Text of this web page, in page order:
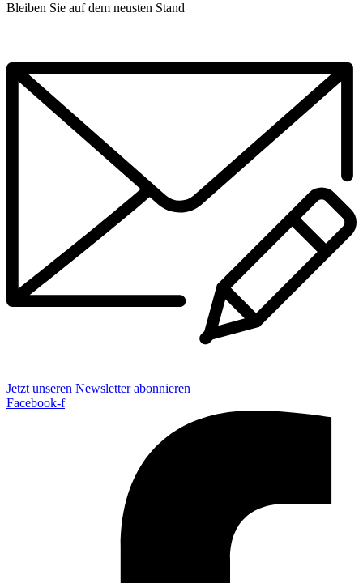
Bleiben Sie auf dem neusten Stand
Jetzt unseren Newsletter abonnieren
Facebook-f